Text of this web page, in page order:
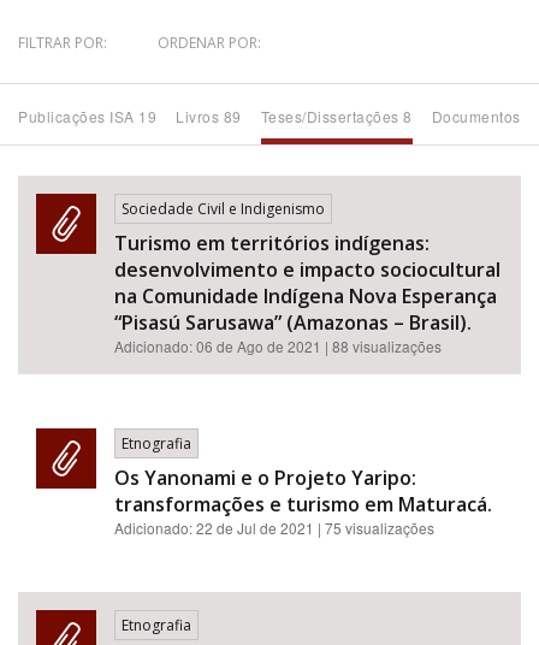
Tema
Subtema
Área de Levantamento
Área Protegida
FILTRAR POR: ORDENAR POR:
Publicações ISA 19 Livros 89 Teses/Dissertações 8 Documentos
Sociedade Civil e Indigenismo
Turismo em territórios indígenas:
desenvolvimento e impacto sociocultural
na Comunidade Indígena Nova Esperança
“Pisasú Sarusawa” (Amazonas – Brasil).
Adicionado:06 de Ago de 2021 | 88 visualizações
Etnografia
Os Yanonami e o Projeto Yaripo:
transformações e turismo em Maturacá.
Adicionado:22 de Jul de 2021 | 75 visualizações
Etnografia